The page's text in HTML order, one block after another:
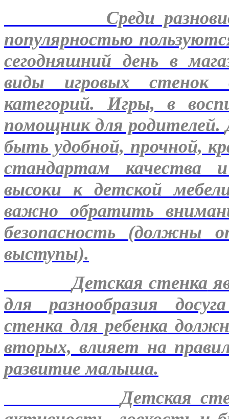
Среди
популярностью
сегодняшний день в
виды игровых стенок
категорий. Игры, в
помощник для родителей.
быть удобной, прочной,
стандартам качества
высоки к детской
важно обратить
безопасность (должны
выступы).
Детская стенка
для разнообразия
стенка для ребенка
вторых, влияет на
развитие малыша.
Детская